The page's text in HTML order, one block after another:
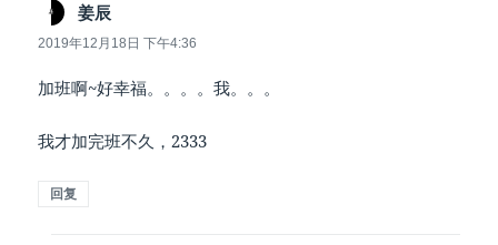
姜辰
道：
2019年12月18日 下午4:36
加班啊~好幸福。。。。我。。。
我才加完班不久，2333
回复